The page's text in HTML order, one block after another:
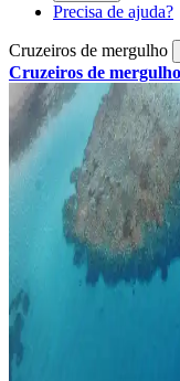
Precisa de ajuda?
Cruzeiros de mergulho
Cruzeiros de mergulho